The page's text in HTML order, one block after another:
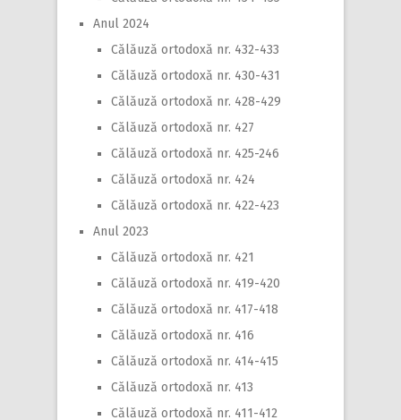
Anul 2024
Călăuză ortodoxă nr. 432-433
Călăuză ortodoxă nr. 430-431
Călăuză ortodoxă nr. 428-429
Călăuză ortodoxă nr. 427
Călăuză ortodoxă nr. 425-246
Călăuză ortodoxă nr. 424
Călăuză ortodoxă nr. 422-423
Anul 2023
Călăuză ortodoxă nr. 421
Călăuză ortodoxă nr. 419-420
Călăuză ortodoxă nr. 417-418
Călăuză ortodoxă nr. 416
Călăuză ortodoxă nr. 414-415
Călăuză ortodoxă nr. 413
Călăuză ortodoxă nr. 411-412